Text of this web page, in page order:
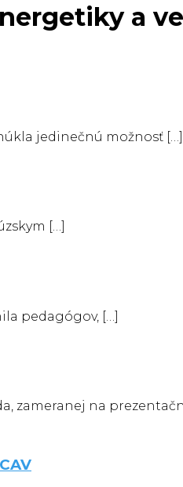
a
jedinečnú možnosť […]
[…]
pedagógov, […]
zameranej na